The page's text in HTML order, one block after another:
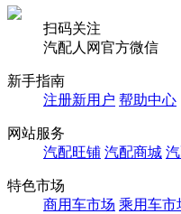
扫码关注
汽配人网官方微信
新手指南
注册新用户 帮助中心
网站服务
汽配旺铺 汽配商城
特色市场
商用车市场 乘用车市